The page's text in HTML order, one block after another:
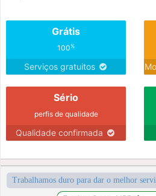
Grátis
100%
Serviços gratuitos
Sério
perfis de qualidade
Qualidade confirmada
Trabalhamos duro para dar o melhor